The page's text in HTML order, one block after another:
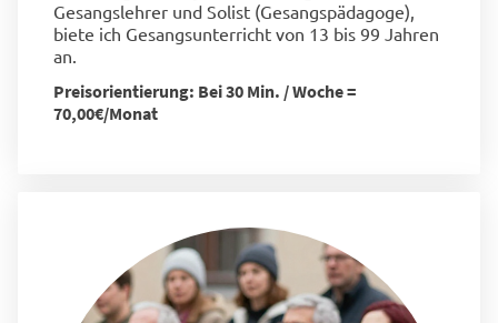
Gesangslehrer und Solist (Gesangspädagoge),
biete ich Gesangsunterricht von 13 bis 99 Jahren
an.
Preisorientierung: Bei 30 Min. / Woche =
70,00€/Monat